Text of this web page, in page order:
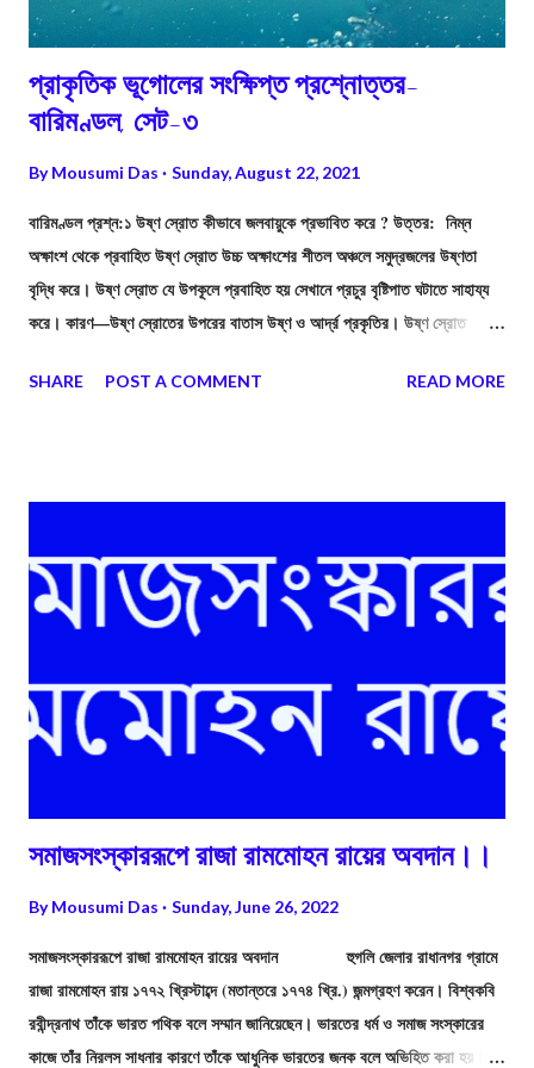
প্রাকৃতিক ভূগোলের সংক্ষিপ্ত প্রশ্নোত্তর-
বারিমণ্ডল, সেট-৩
ByMousumi Das Sunday, August 22, 2021
বারিমণ্ডল প্রশ্ন:১ উষ্ণ স্রোত কীভাবে জলবায়ুকে প্রভাবিত করে ? উত্তর: নিম্ন
অক্ষাংশ থেকে প্রবাহিত উষ্ণ স্রোত উচ্চ অক্ষাংশের শীতল অঞ্চলে সমুদ্রজলের উষ্ণতা
বৃদ্ধি করে। উষ্ণ স্রোত যে উপকূলে প্রবাহিত হয় সেখানে প্রচুর বৃষ্টিপাত ঘটাতে সাহায্য
করে। কারণ—উষ্ণ স্রোতের উপরের বাতাস উষ্ণ ও আর্দ্র প্রকৃতির। উষ্ণ স্রোত
উষ্ণ স্রোত সংলগ্ন উপকূলের উষ্ণতাও বৃদ্ধি করে।
SHARE POST A COMMENT READ MORE
সমাজসংস্কাররূপে রাজা রামমোহন রায়ের অবদান।।
ByMousumi Das Sunday, June 26, 2022
সমাজসংস্কাররূপে রাজা রামমোহন রায়ের অবদান হুগলি জেলার রাধানগর গ্রামে
রাজা রামমোহন রায় ১৭৭২ খ্রিস্টাব্দে (মতান্তরে ১৭৭৪ খ্রি.) জন্মগ্রহণ করেন। বিশ্বকবি
রবীন্দ্রনাথ তাঁকে ভারত পথিক বলে সম্মান জানিয়েছেন। ভারতের ধর্ম ও সমাজ সংস্কারের
কাজে তাঁর নিরলস সাধনার কারণে তাঁকে আধুনিক ভারতের জনক বলে অভিহিত করা হয়। ড.